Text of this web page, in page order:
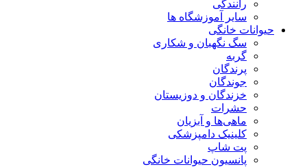
رانندگی
سایر آموزشگاه ها
حیوانات خانگی
سگ نگهبان و شکاری
گربه
پرندگان
جوندگان
خزندگان و دوزیستان
حشرات
ماهی‌ها و آبزیان
کلینیک دامپزشکی
پت شاپ
پانسیون حیوانات خانگی